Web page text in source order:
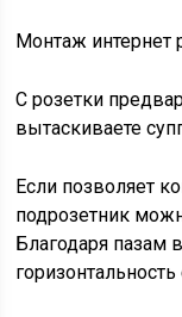
Монтаж интернет
С розетки
вытаскиваете
Если позволяет
подрозетник
Благодаря пазам